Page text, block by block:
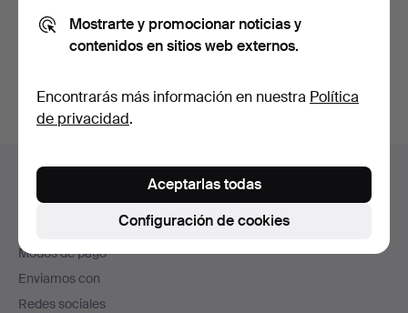
Crear cuenta
pie
de
página
Ayuda y contacto
Contacta con el servicio de atención al cliente
Todas las casas de subastas
Modos de pago
Enviamos con
Redes sociales
Mostrarte y promocionar noticias y
contenidos en sitios web externos.
Encontrarás más información en nuestra Política
de privacidad.
Configuración de cookies
Aceptarlas todas